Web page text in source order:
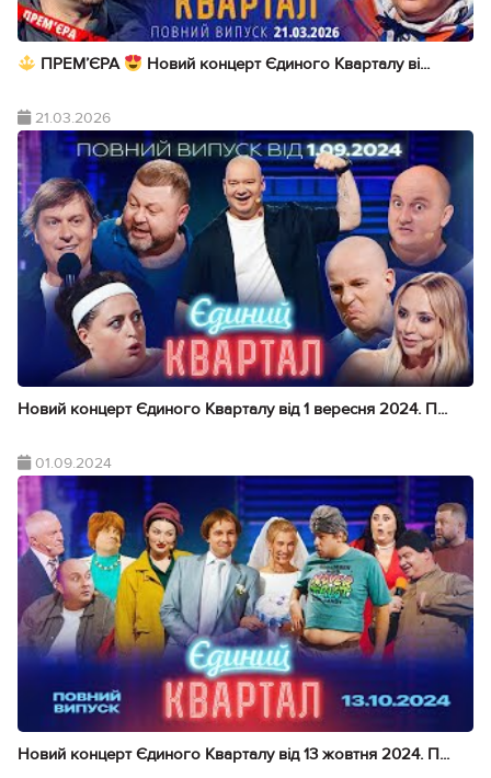
ПРЕМ’ЄРА Новий концерт Єдиного Кварталу ві...
21.03.2026
Новий концерт Єдиного Кварталу від 1 вересня 2024. П...
01.09.2024
Новий концерт Єдиного Кварталу від 13 жовтня 2024. П...